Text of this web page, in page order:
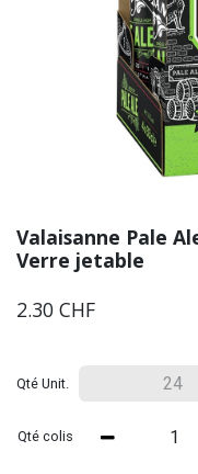
Valaisanne Pale
Verre jetable
2.30 CHF
Qté Unit.
Qté colis